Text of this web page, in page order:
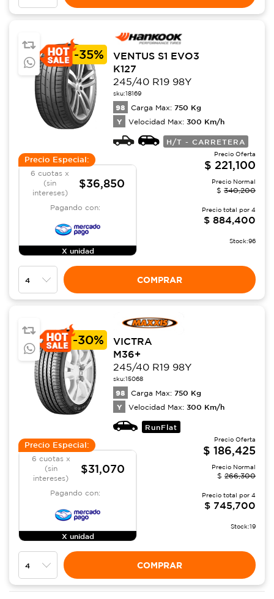
-35%
VENTUS S1 EVO3
K127
245/40 R19 98Y
sku:18169
98 Carga Max: 750 Kg
Y Velocidad Max: 300 Km/h
H/T - CARRETERA
Precio Especial:
6 cuotas x
(sin
intereses)
$36,850
Pagando con:
X unidad
Precio Oferta
$ 221,100
Precio Normal
$ 340,200
Precio total por 4
$ 884,400
Stock:96
COMPRAR
-30%
VICTRA
M36+
245/40 R19 98Y
sku:15068
98 Carga Max: 750 Kg
Y Velocidad Max: 300 Km/h
RunFlat
Precio Especial:
6 cuotas x
(sin
intereses)
$31,070
Pagando con:
X unidad
Precio Oferta
$ 186,425
Precio Normal
$ 266,300
Precio total por 4
$ 745,700
Stock:19
COMPRAR